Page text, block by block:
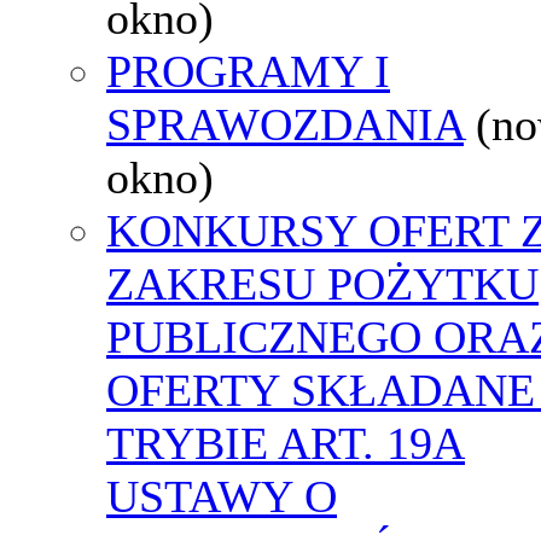
okno)
PROGRAMY I
SPRAWOZDANIA
okno)
KONKURSY OFERT
ZAKRESU POŻYTKU
PUBLICZNEGO
OFERTY
TRYBIE ART. 19A
USTAWY O